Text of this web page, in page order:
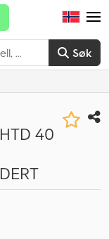
Søk
40